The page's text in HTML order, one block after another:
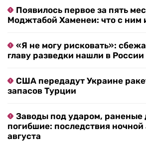
Появилось первое за пять
Моджтабой Хаменеи: что с ним
«Я не могу рисковать»:
главу разведки нашли в России
США передадут Украине
запасов Турции
Заводы под ударом, раненые
погибшие: последствия
августа